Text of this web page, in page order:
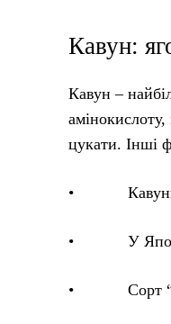
Кавун:
Кавун –
цукати. Інші
• Кавуни на
• У Японії
• Сорт